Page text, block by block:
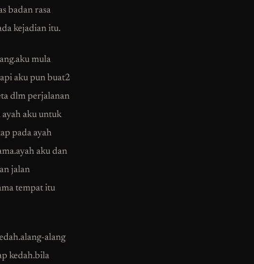
badan rasa
kejadian itu.
mula
aku pun buat2
dlm perjalanan
aku untuk
pada ayah
aku dan
jalan
tempat itu
alang
kedah.bila